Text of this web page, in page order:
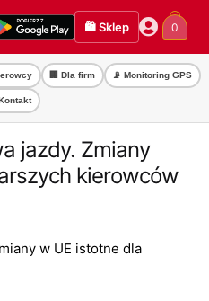
🛍️ Sklep 0
🏢 Dla firm 📡 Monitoring GPS
jazdy. Zmiany
kierowców
w UE istotne dla